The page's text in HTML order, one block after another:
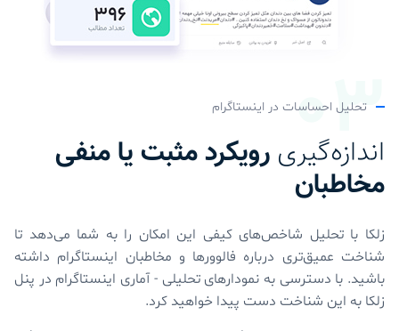
تحلیل احساسات در اینستاگرام
اندازه‌گیری رویکرد مثبت یا منفی
مخاطبان
زلکا با تحلیل شاخص‌های کیفی این امکان را به شما می‌دهد تا
شناخت عمیق‌تری درباره فالوورها و مخاطبان اینستاگرام داشته
باشید. با دسترسی به نمودارهای تحلیلی - آماری اینستاگرام در پنل
زلکا به این شناخت دست‌ پیدا خواهید کرد.